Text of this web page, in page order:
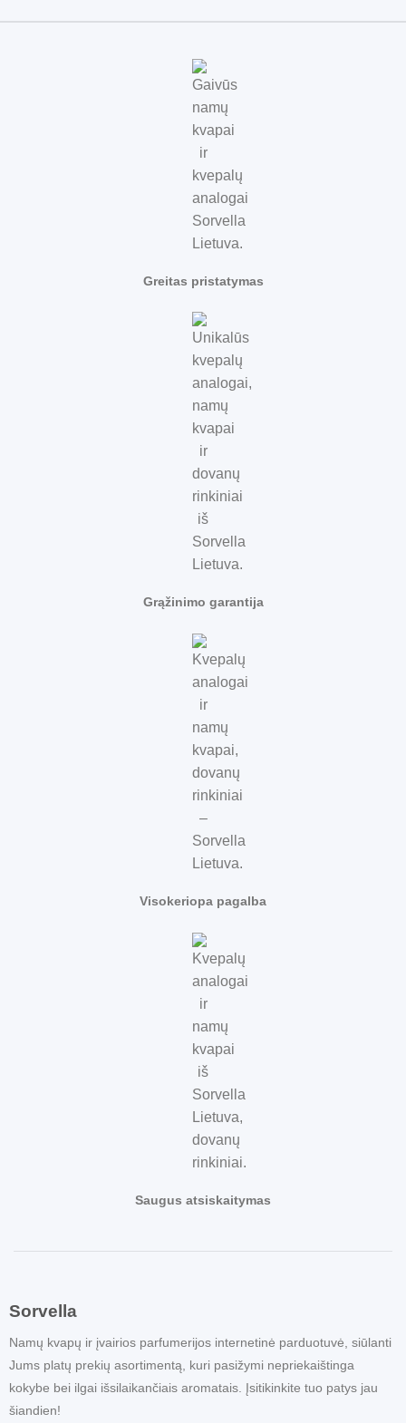
Greitas pristatymas
Grąžinimo garantija
Visokeriopa pagalba
Saugus atsiskaitymas
Sorvella
Namų kvapų ir įvairios parfumerijos internetinė parduotuvė, siūlanti
Jums platų prekių asortimentą, kuri pasižymi nepriekaištinga
kokybe bei ilgai išsilaikančiais aromatais. Įsitikinkite tuo patys jau
šiandien!